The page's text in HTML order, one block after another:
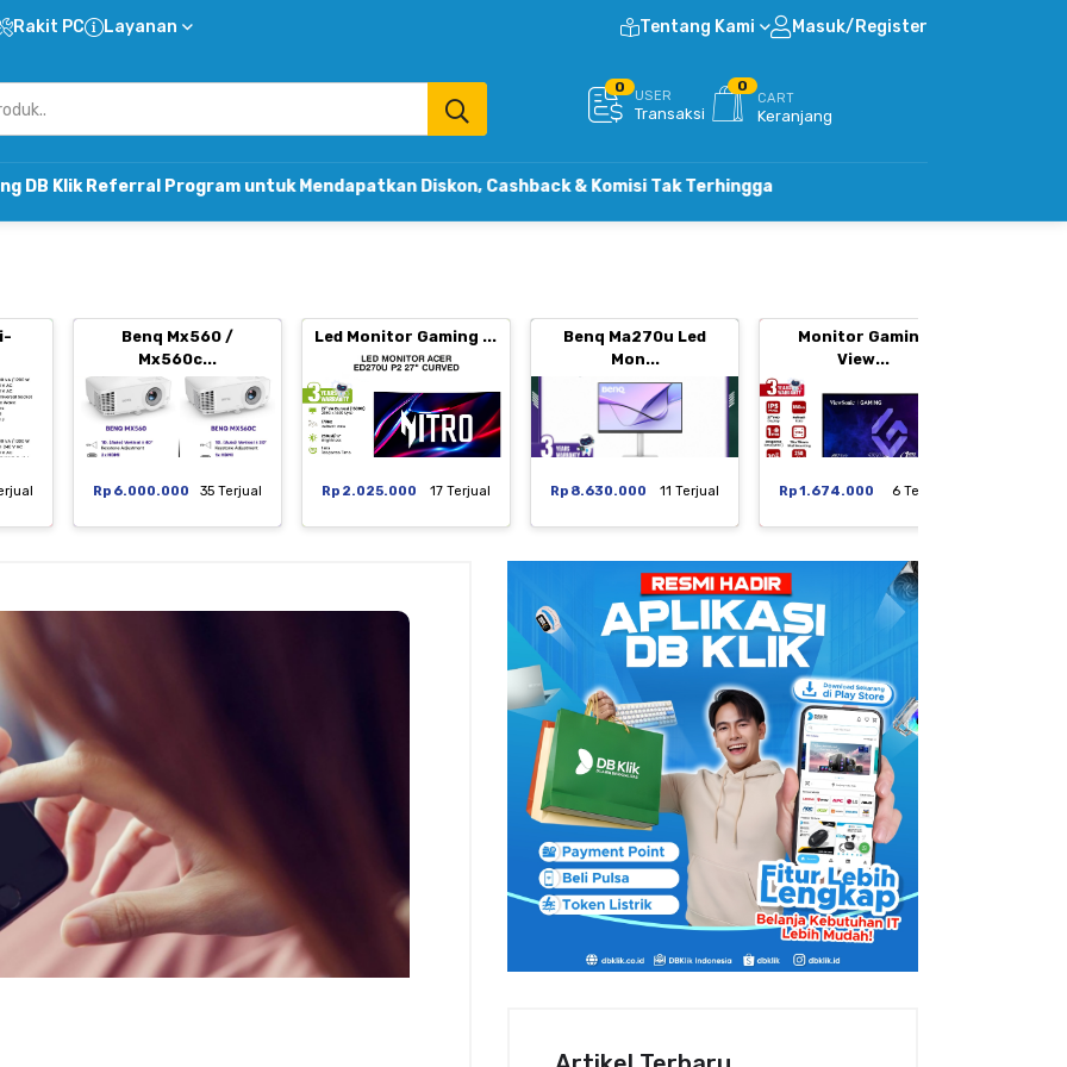
Rakit PC Layanan Tentang Kami Masuk/Register
0
USER
Transaksi
0
CART
Keranjang
Program untuk Mendapatkan Diskon, Cashback & Komisi Tak Terhingga
Benq Mx560 /
Mx560c...
Rp 6.000.000 35 Terjual
Led Monitor Gaming ...
Rp 2.025.000 17 Terjual
Benq Ma270u Led
Mon...
Rp 8.630.000 11 Terjual
Monitor Gaming
View...
Rp 1.674.000 6 Terjual